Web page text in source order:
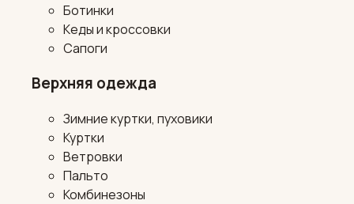
Ботинки
Кеды и кроссовки
Сапоги
Верхняя одежда
Зимние куртки, пуховики
Куртки
Ветровки
Пальто
Комбинезоны